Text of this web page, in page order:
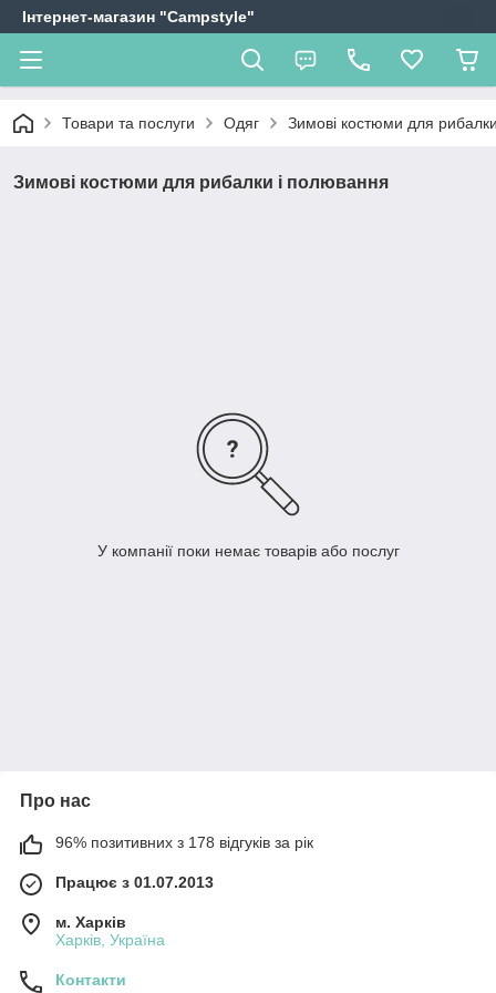
Інтернет-магазин "Campstyle"
Товари та послуги Одяг Зимові костюми для
Зимові костюми для рибалки і полювання
У компанії поки немає товарів або послуг
Про нас
96% позитивних з 178 відгуків за рік
Працює з 01.07.2013
м. Харків
Харків, Україна
Контакти